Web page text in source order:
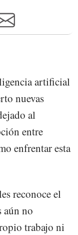
artificial
nuevas
al
entre
enfrentar esta
reconoce el
aún no
trabajo ni